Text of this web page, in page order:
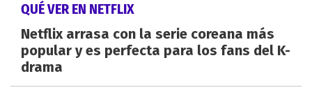
QUÉ VER EN NETFLIX
Netflix arrasa con la serie coreana más
popular y es perfecta para los fans del K-
drama